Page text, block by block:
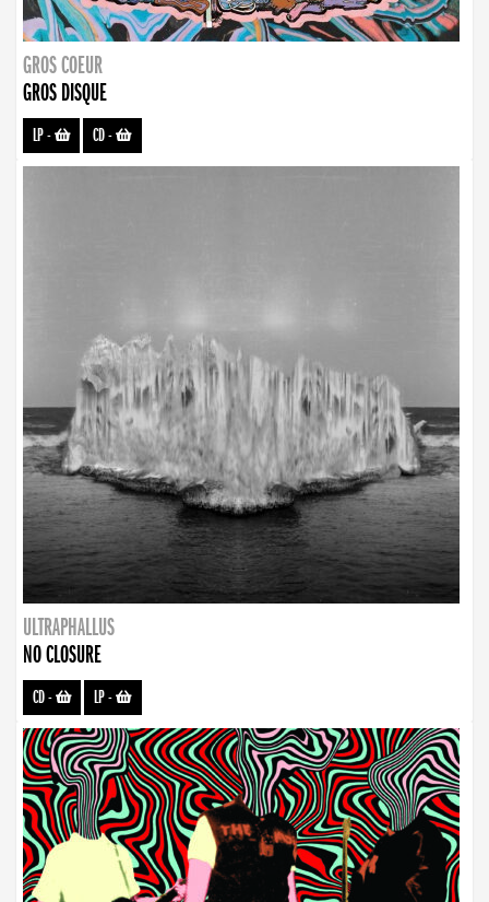
GROS COEUR
GROS DISQUE
LP- CD-
ULTRAPHALLUS
NO CLOSURE
CD- LP-